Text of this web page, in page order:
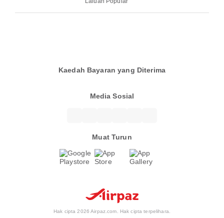
Kaedah Bayaran yang Diterima
Media Sosial
Muat Turun
Hak cipta 2026 Airpaz.com. Hak cipta terpelihara.